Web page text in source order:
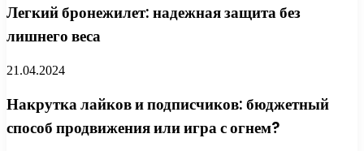
Легкий бронежилет: надежная защита без
лишнего веса
21.04.2024
Накрутка лайков и подписчиков: бюджетный
способ продвижения или игра с огнем?